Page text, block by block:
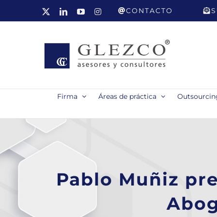
LinkedInYouTubeInstagramCONTACTO
Firma Áreas de práctica
Pablo Muñiz